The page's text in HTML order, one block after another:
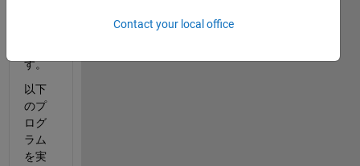
す。
以下
のプ
ログ
ラム
を実
Contact your local office